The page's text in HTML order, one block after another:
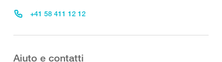
+41 58 411 12 12
Aiuto e contatti